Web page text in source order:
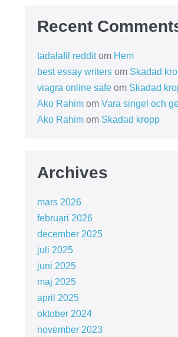
Recent
tadalafil redditom Hem
best essay writersom Skadad
viagra online safeom Skadad
Ako Rahimom Vara singel och
Ako Rahimom Skadad kropp
Archives
mars 2026
februari 2026
december 2025
juli 2025
juni 2025
maj 2025
april 2025
oktober 2024
november 2023